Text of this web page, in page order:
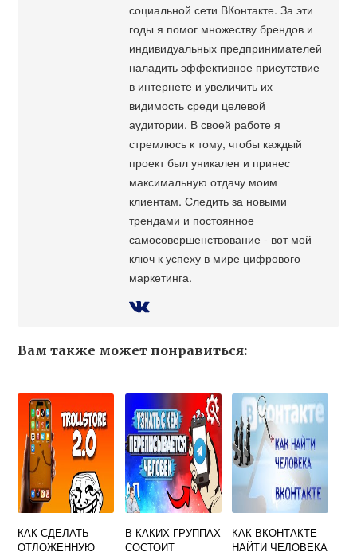
социальной сети ВКонтакте. За эти
годы я помог множеству брендов и
индивидуальных предпринимателей
наладить эффективное присутствие
в интернете и увеличить их
видимость среди целевой
аудитории. В своей работе я
стремлюсь к тому, чтобы каждый
проект был уникален и принес
максимальную отдачу моим
клиентам. Следить за новыми
трендами и постоянное
самосовершенствование - вот мой
ключ к успеху в мире цифрового
маркетинга.
Вам также может понравиться:
КАК СДЕЛАТЬ
ОТЛОЖЕННУЮ
В КАКИХ ГРУППАХ
СОСТОИТ
КАК ВКОНТАКТЕ
НАЙТИ ЧЕЛОВЕКА